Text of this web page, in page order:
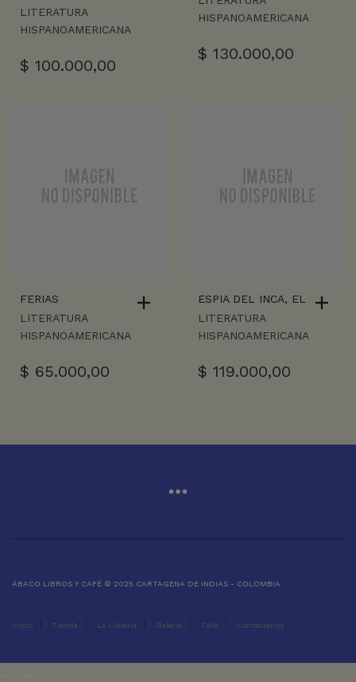
LITERATURA
HISPANOAMERICANA
$ 100.000,00
HISPANOAMERICANA
$ 130.000,00
FERIAS
LITERATURA
HISPANOAMERICANA
$ 65.000,00
ESPIA DEL INCA, EL
LITERATURA
HISPANOAMERICANA
$ 119.000,00
ÁBACO LIBROS Y CAFÉ © 2025 CARTAGENA DE INDIAS - COLOMBIA
Inicio Tienda La Librería Galería Café Contáctenos